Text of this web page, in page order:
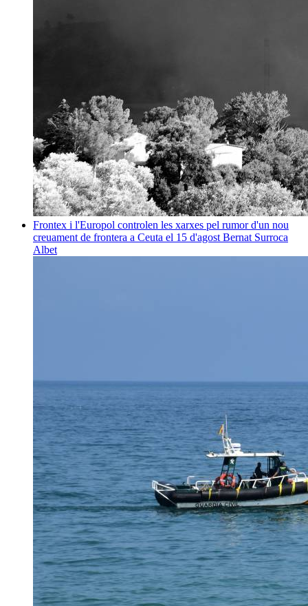
Frontex i l'Europol controlen les xarxes pel rumor d'un nou
creuament de frontera a Ceuta el 15 d'agost Bernat Surroca
Albet